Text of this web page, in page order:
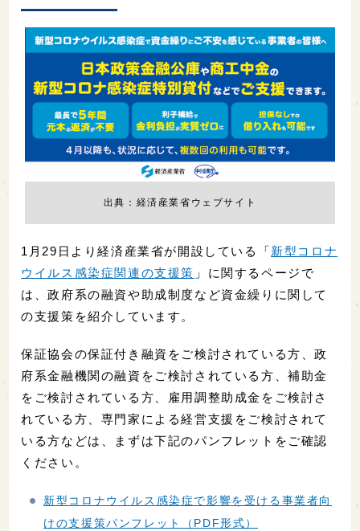
出典：経済産業省ウェブサイト
1月29日より経済産業省が開設している「新型コロナ
ウイルス感染症関連の支援策 」に関するページで
は、政府系の融資や助成制度など資金繰りに関して
の支援策を紹介しています。
保証協会の保証付き融資をご検討されている方、政
府系金融機関の融資をご検討されている方、補助金
をご検討されている方、雇用調整助成金をご検討さ
れている方、専門家による経営支援をご検討されて
いる方などは、まずは下記のパンフレットをご確認
ください。
新型コロナウイルス感染症で影響を受ける事業者向
けの支援策パンフレット（PDF形式）